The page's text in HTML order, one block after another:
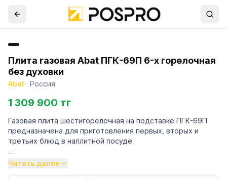
Плита газовая Abat ПГК-69П 6-х горелочная
без духовки
Abat · Россия
1 309 900 тг
Газовая плита шестигорелочная на подставке ПГК-69П
предназначена для приготовления первых, вторых и
третьих блюд в наплитной посуде.
Читать далее